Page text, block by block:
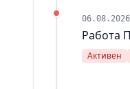
Работа
Активен